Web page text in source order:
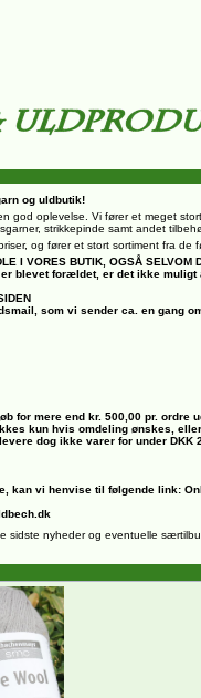
og uldbutik!
god oplevelse. Vi fører et meget
strikkepinde samt andet
og fører et stort sortiment fra
I VORES BUTIK, OGSÅ
blevet forældet, er det ikke
som vi sender ca. en gang
for mere end kr. 500,00 pr.
kun hvis omdeling ønskes,
dog ikke varer for under DKK
kan vi henvise til følgende link:
sidste nyheder og eventuelle